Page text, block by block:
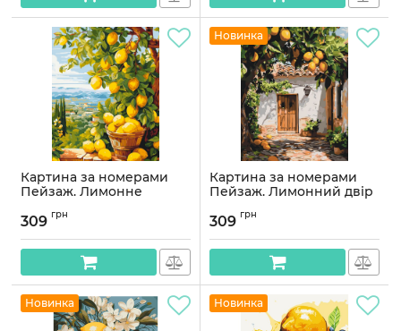
Картина за номерами
Пейзаж. Лимонне
Орігамі LW 3490
Артикул:LW3490
309 грн
Новинка
Картина за номерами
Пейзаж. Лимонний двір
Артикул:
309 грн
Новинка Новинка